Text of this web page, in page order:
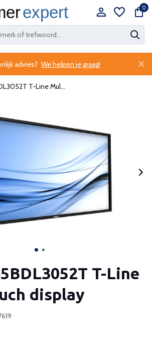
0
advies? We helpen je graag!
T-Line Mul...
T-Line
display